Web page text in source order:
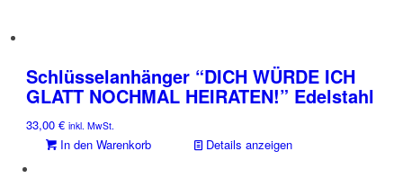
Schlüsselanhänger “DICH WÜRDE ICH
GLATT NOCHMAL HEIRATEN!” Edelstahl
33,00€ inkl. MwSt.
In den Warenkorb Details anzeigen